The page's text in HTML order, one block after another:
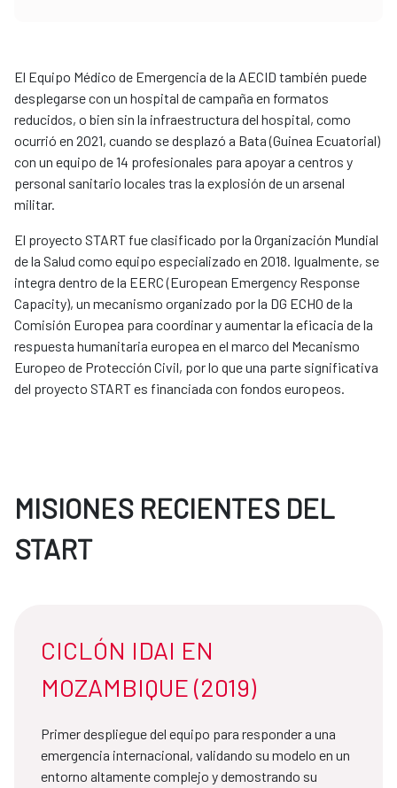
El Equipo Médico de Emergencia de la AECID también puede
desplegarse con un hospital de campaña en formatos
reducidos, o bien sin la infraestructura del hospital, como
ocurrió en 2021, cuando se desplazó a Bata (Guinea Ecuatorial)
con un equipo de 14 profesionales para apoyar a centros y
personal sanitario locales tras la explosión de un arsenal
militar.
El proyecto START fue clasificado por la Organización Mundial
de la Salud como equipo especializado en 2018. Igualmente, se
integra dentro de la EERC (European Emergency Response
Capacity), un mecanismo organizado por la DG ECHO de la
Comisión Europea para coordinar y aumentar la eficacia de la
respuesta humanitaria europea en el marco del Mecanismo
Europeo de Protección Civil, por lo que una parte significativa
del proyecto START es financiada con fondos europeos.
MISIONES RECIENTES DEL
START
CICLÓN IDAI EN
MOZAMBIQUE (2019)
Primer despliegue del equipo para responder a una
emergencia internacional, validando su modelo en un
entorno altamente complejo y demostrando su